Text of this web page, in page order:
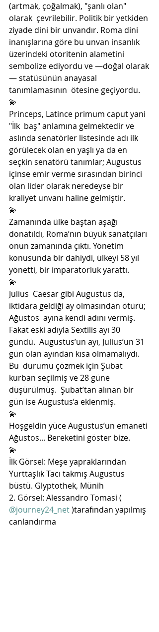
(artmak, çoğalmak), "şanlı olan"
olarak  çevrilebilir. Politik bir yetkiden
ziyade dini bir unvandır. Roma dini
inanışlarına göre bu unvan insanlık
üzerindeki otoritenin alametini
sembolize ediyordu ve —doğal olarak
— statüsünün anayasal
tanımlamasının  ötesine geçiyordu.
💫
Princeps, Latince primum caput yani
"İlk  baş" anlamına gelmektedir ve
aslında senatörler listesinde adı ilk
görülecek olan en yaşlı ya da en
seçkin senatörü tanımlar; Augustus
içinse emir verme sırasından birinci
olan lider olarak neredeyse bir
kraliyet unvanı haline gelmiştir.
💫
Zamanında ülke baştan aşağı
donatıldı, Roma’nın büyük sanatçıları
onun zamanında çıktı. Yönetim
konusunda bir dahiydi, ülkeyi 58 yıl
yönetti, bir imparatorluk yarattı.
💫
Julius  Caesar gibi Augustus da,
iktidara geldiği ay olmasından ötürü;
Ağustos  ayına kendi adını vermiş.
Fakat eski adıyla Sextilis ayı 30
gündü.  Augustus’un ayı, Julius’un 31
gün olan ayından kısa olmamalıydı.
Bu  durumu çözmek için Şubat
kurban seçilmiş ve 28 güne
düşürülmüş.  Şubat’tan alınan bir
gün ise Augustus’a eklenmiş.
💫
Hoşgeldin yüce Augustus’un emaneti
Ağustos... Bereketini göster bize.
💫
İlk Görsel: Meşe yapraklarından
Yurttaşlık Tacı takmış Augustus
büstü. Glyptothek, Münih
2. Görsel: Alessandro Tomasi (
@journey24_net )tarafından yapılmış
canlandırma